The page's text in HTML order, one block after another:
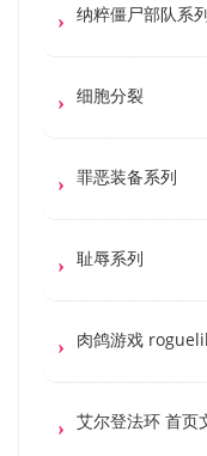
纳粹僵尸部队系
细胞分裂
罪恶装备系列
耻辱系列
肉鸽游戏
艾尔登法环 首页